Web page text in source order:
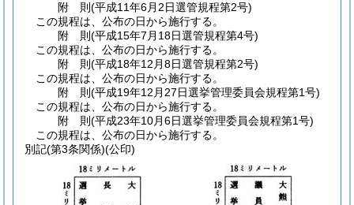
附 則(平成11年6月2日選管規程第2号)
この規程は、公布の日から施行する。
附 則(平成15年7月18日選管規程第4号)
この規程は、公布の日から施行する。
附 則(平成18年12月8日選管規程第2号)
この規程は、公布の日から施行する。
附 則(平成19年12月27日選挙管理委員会規程第1号)
この規程は、公布の日から施行する。
附 則(平成23年10月6日選挙管理委員会規程第1号)
この規程は、公布の日から施行する。
別記(第3条関係)(公印)